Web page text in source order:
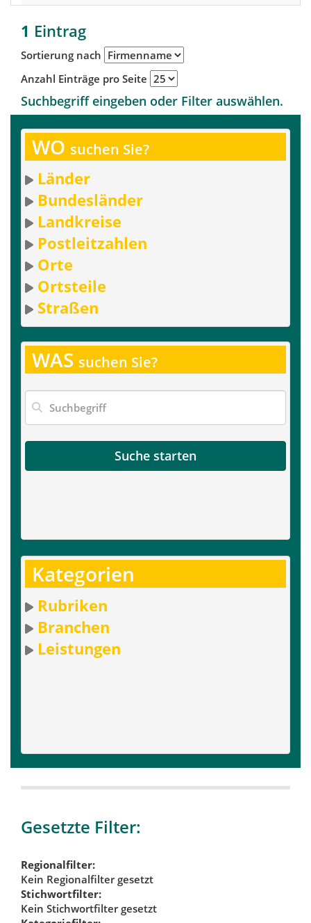
1 Eintrag
Sortierung nach
Anzahl Einträge pro Seite
Suchbegriff eingeben oder Filter auswählen.
WO suchen Sie?
Länder
Bundesländer
Landkreise
Postleitzahlen
Orte
Ortsteile
Straßen
WAS suchen Sie?
Suche starten
Kategorien
Rubriken
Branchen
Leistungen
Gesetzte Filter:
Regionalfilter:
Kein Regionalfilter gesetzt
Stichwortfilter:
Kein Stichwortfilter gesetzt